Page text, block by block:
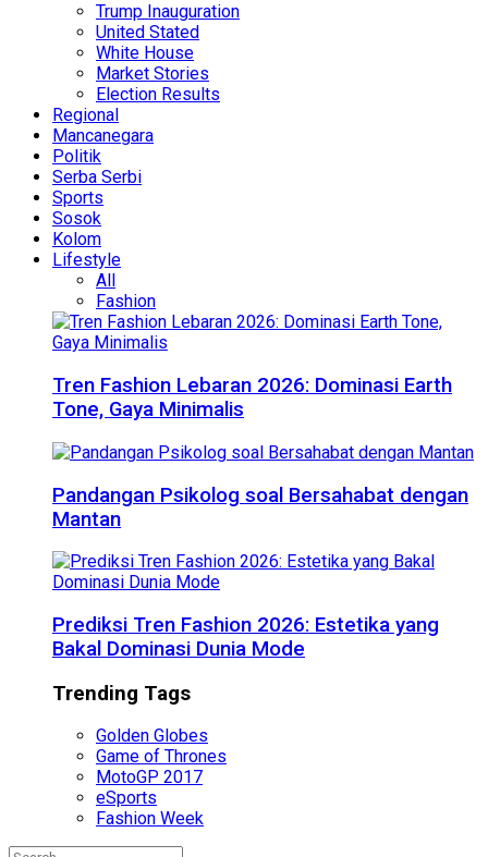
Trump Inauguration
United Stated
White House
Market Stories
Election Results
Regional
Mancanegara
Politik
Serba Serbi
Sports
Sosok
Kolom
Lifestyle
All
Fashion
Tren Fashion Lebaran 2026: Dominasi Earth
Tone, Gaya Minimalis
Pandangan Psikolog soal Bersahabat dengan
Mantan
Prediksi Tren Fashion 2026: Estetika yang
Bakal Dominasi Dunia Mode
Trending Tags
Golden Globes
Game of Thrones
MotoGP 2017
eSports
Fashion Week